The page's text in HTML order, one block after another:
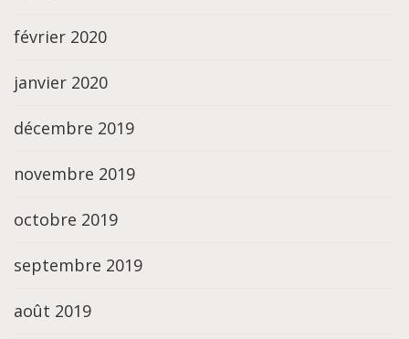
février 2020
janvier 2020
décembre 2019
novembre 2019
octobre 2019
septembre 2019
août 2019